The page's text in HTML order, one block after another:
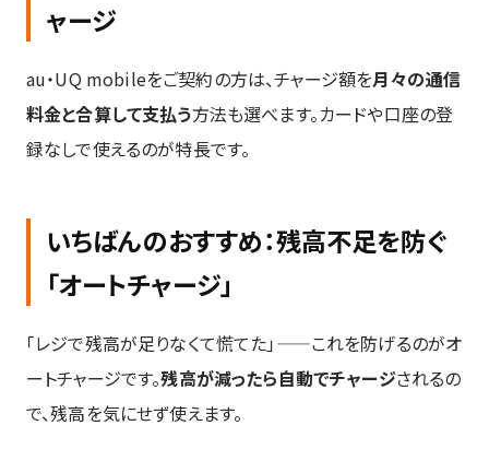
ャージ
au・UQ mobileをご契約の方は、チャージ額を月々の通信
料金と合算して支払う方法も選べます。カードや口座の登
録なしで使えるのが特長です。
いちばんのおすすめ：残高不足を防ぐ
「オートチャージ」
「レジで残高が足りなくて慌てた」——これを防げるのがオ
ートチャージです。残高が減ったら自動でチャージされるの
で、残高を気にせず使えます。
お問い合わせ
ご質問・ご相談、採用応募についてお気軽にお送りく
ださい。
入力は約30秒です。しつこい営業は行いません。
入力が面倒な方はLINEで相談する